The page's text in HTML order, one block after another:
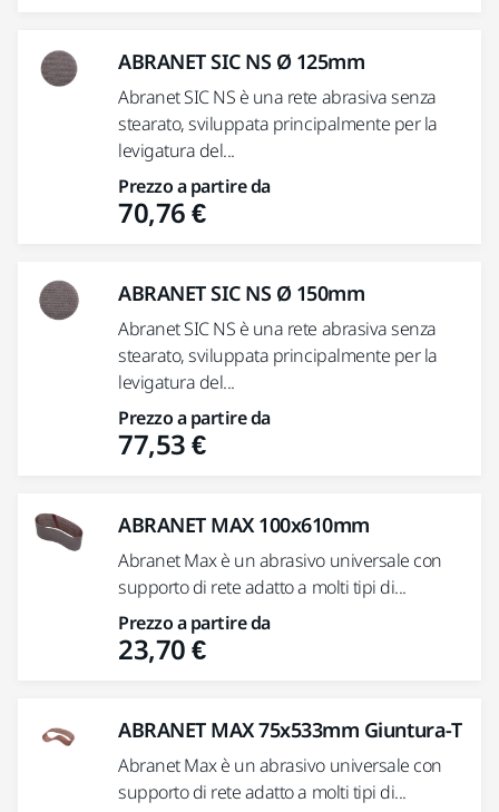
ABRANET SIC NS Ø 125mm
Abranet SIC NS è una rete abrasiva senza
stearato, sviluppata principalmente per la
levigatura del...
Prezzo a partire da
70,76 €
ABRANET SIC NS Ø 150mm
Abranet SIC NS è una rete abrasiva senza
stearato, sviluppata principalmente per la
levigatura del...
Prezzo a partire da
77,53 €
ABRANET MAX 100x610mm
Abranet Max è un abrasivo universale con
supporto di rete adatto a molti tipi di...
Prezzo a partire da
23,70 €
ABRANET MAX 75x533mm Giuntura-T
Abranet Max è un abrasivo universale con
supporto di rete adatto a molti tipi di...